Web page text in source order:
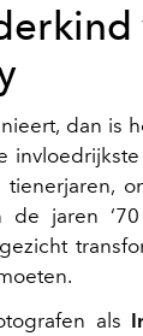
dan is
de jaren
als